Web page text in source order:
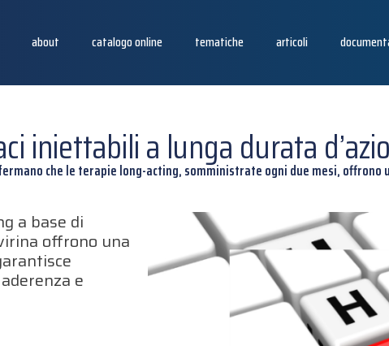
about catalogo online tematiche articoli
iniettabili a lunga durata
che le terapie long-acting, somministrate ogni due mesi,
a base di
offrono una
e